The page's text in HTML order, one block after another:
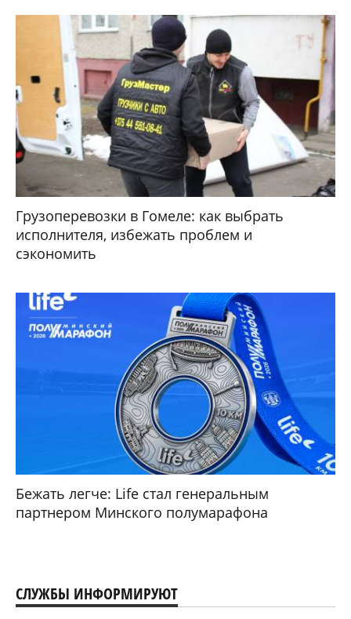
Грузоперевозки в Гомеле: как выбрать
исполнителя, избежать проблем и
сэкономить
Бежать легче: Life стал генеральным
партнером Минского полумарафона
СЛУЖБЫ ИНФОРМИРУЮТ